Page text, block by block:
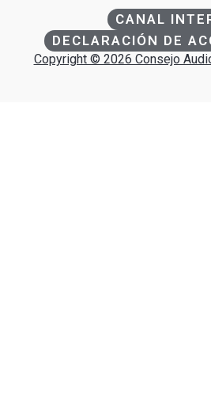
CANAL
DECLARACIÓN DE
Copyright © 2026 Consejo